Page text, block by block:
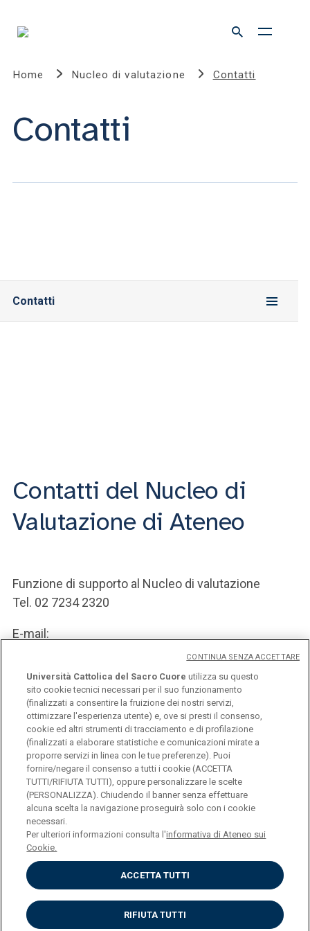
Home Nucleo di valutazione Contatti
Contatti
Contatti
Contatti del Nucleo di
Valutazione di Ateneo
Funzione di supporto al Nucleo di valutazione
Tel. 02 7234 2320
E-mail:
Università Cattolica del Sacro Cuore
Largo A. Gemelli, 1 - 20123 Milano
Privacy
Cookies
Università Cattolica del Sacro Cuore utilizza su questo
sito cookie tecnici necessari per il suo funzionamento
(finalizzati a consentire la fruizione dei nostri servizi,
ottimizzare l'esperienza utente) e, ove si presti il consenso,
cookie ed altri strumenti di tracciamento e di profilazione
(finalizzati a elaborare statistiche e comunicazioni mirate a
proporre servizi in linea con le tue preferenze). Puoi
fornire/negare il consenso a tutti i cookie (ACCETTA
TUTTI/RIFIUTA TUTTI), oppure personalizzare le scelte
(PERSONALIZZA). Chiudendo il banner senza effettuare
alcuna scelta la navigazione proseguirà solo con i cookie
necessari.
Per ulteriori informazioni consulta l'informativa di Ateneo sui
Cookie.
ACCETTA TUTTI
RIFIUTA TUTTI
CONTINUA SENZA ACCETTARE